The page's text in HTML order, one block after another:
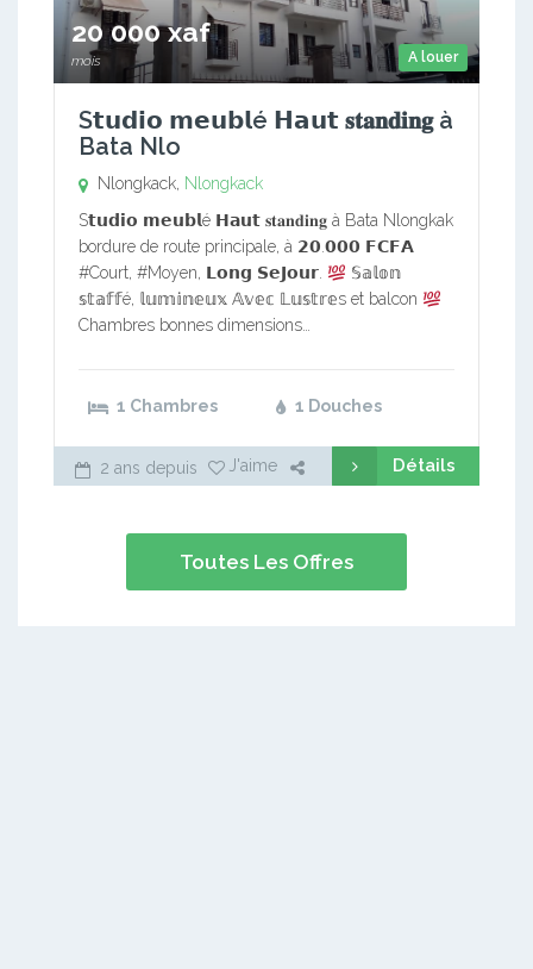
A louer
20 000 xaf
mois
S𝘁𝘂𝗱𝗶𝗼 𝗺𝗲𝘂𝗯𝗹é 𝗛𝗮𝘂𝘁 𝐬𝐭𝐚𝐧𝐝𝐢𝐧𝐠 à
Bata Nlo
Nlongkack, Nlongkack
S𝘁𝘂𝗱𝗶𝗼 𝗺𝗲𝘂𝗯𝗹é 𝗛𝗮𝘂𝘁 𝐬𝐭𝐚𝐧𝐝𝐢𝐧𝐠 à Bata Nlongkak
bordure de route principale, à 𝟮𝟬.𝟬𝟬𝟬 𝗙𝗖𝗙𝗔
#Court, #Moyen, 𝗟𝗼𝗻𝗴 𝗦𝗲𝗝𝗼𝘂𝗿.
𝕊𝕒𝕝𝕠𝕟
𝕤𝕥𝕒𝕗𝕗é, 𝕝𝕦𝕞𝕚𝕟𝕖𝕦𝕩 𝔸𝕧𝕖𝕔 𝕃𝕦𝕤𝕥𝕣𝕖s et balcon
Chambres bonnes dimensions…
1 Chambres 1 Douches
2 ans depuis J'aime Détails
Toutes Les Offres